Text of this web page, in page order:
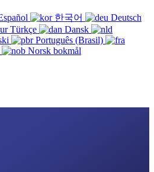
한국어
Deutsch
Türkçe
Dansk
Português (Brasil)
Norsk bokmål